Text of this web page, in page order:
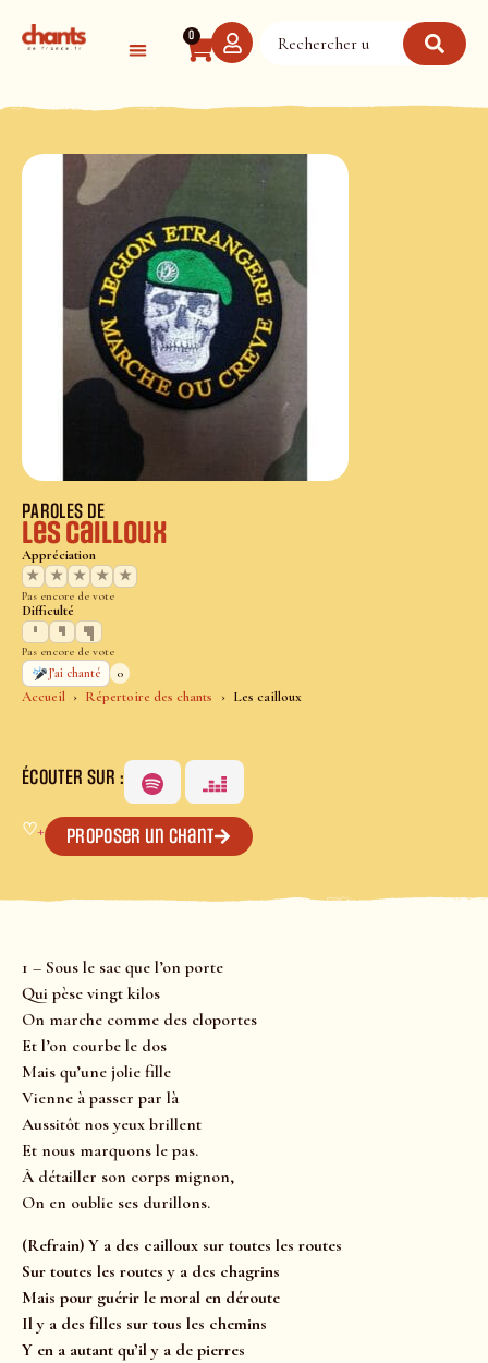
0
Accueil Répertoire des chants Les cailloux
PAROLES DE
Les cailloux
Appréciation
★
★ ★ ★ ★
Pas encore de vote
Difficulté
Pas encore de vote
J’ai chanté
0
ÉCOUTER SUR :
♡+ Proposer un chant
1 – Sous le sac que l’on porte
Qui pèse vingt kilos
On marche comme des cloportes
Et l’on courbe le dos
Mais qu’une jolie fille
Vienne à passer par là
Aussitôt nos yeux brillent
Et nous marquons le pas.
À détailler son corps mignon,
On en oublie ses durillons.
(Refrain) Y a des cailloux sur toutes les routes
Sur toutes les routes y a des chagrins
Mais pour guérir le moral en déroute
Il y a des filles sur tous les chemins
Y en a autant qu’il y a de pierres